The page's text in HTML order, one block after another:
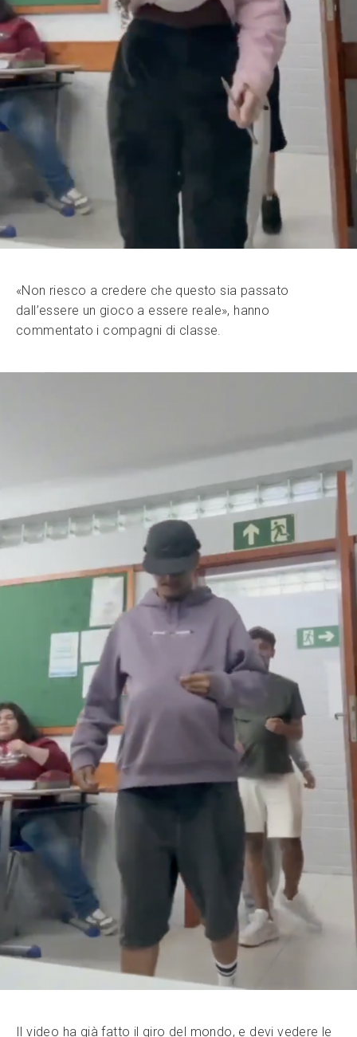
«Non riesco a credere che questo sia passato
dall’essere un gioco a essere reale», hanno
commentato i compagni di classe.
Il video ha già fatto il giro del mondo, e devi vedere le